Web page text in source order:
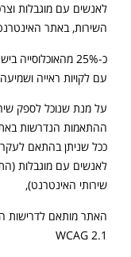
לאנשים עם מוגבלות
השירות, באתר
כ-25%
עם לקויות ראייה
על מנת שנוכל לספק
ההתאמות הנדרשות
ככל שניתן בהתאם
שירותי האינטרנט),
WCAG 2.1